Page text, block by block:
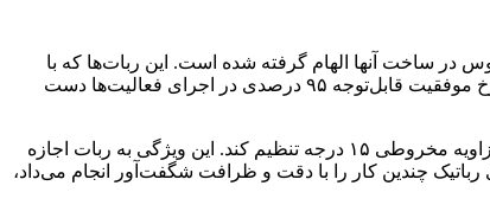
در ساخت آنها الهام گرفته شده است. این ربات‌ها که با
روش‌های مهندسی معکوس ساخته شده‌اند، طیفی از مانورهای پیچیده را به نمایش می‌گذارند که شامل چرخیدن، پیچیدن و گرفتن می‌شود و به نرخ موفقیت قابل‌توجه ۹۵ درصدی در اجرای فعالیت‌ها دست
به نقل از آی‌ای، طراحی ربات دارای یک سیستم پیچیده از دو یا سه کابل است که بازو را فعال می‌کند و به آن امکان می‌دهد تا گرفتن اجسام را با زاویه مخروطی ۱۵ درجه تنظیم کند. این ویژگی به ربات اجازه
نمایشی که در آن بازوی رباتیک چندین کار را با دقت و ظرافت شگفت‌آور انجام می‌داد،